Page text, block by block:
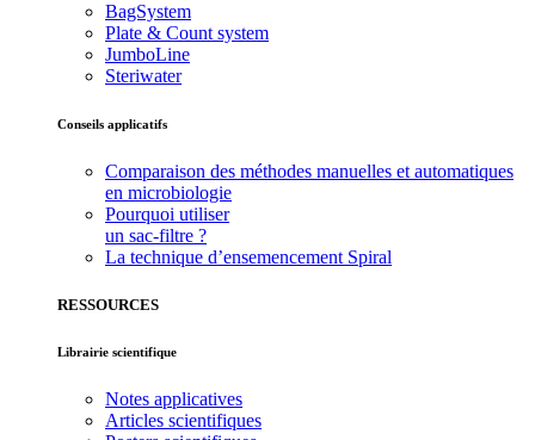
BagSystem
Plate & Count system
JumboLine
Steriwater
Conseils applicatifs
Comparaison des méthodes manuelles et automatiques
en microbiologie
Pourquoi utiliser
un sac-filtre ?
La technique d’ensemencement Spiral
RESSOURCES
Librairie scientifique
Notes applicatives
Articles scientifiques